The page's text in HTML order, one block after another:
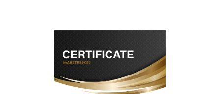
современное оборудование и
лицензированное ПО в ремонтно-
диагностических мастерских;
собственный склад комплектующих, что
позволяет сократить сроки